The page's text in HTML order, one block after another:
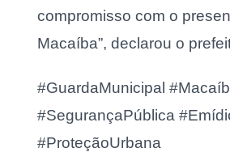
compromisso com o
Macaíba”, declarou o
#GuardaMunicipal
#SegurançaPública
#ProteçãoUrbana